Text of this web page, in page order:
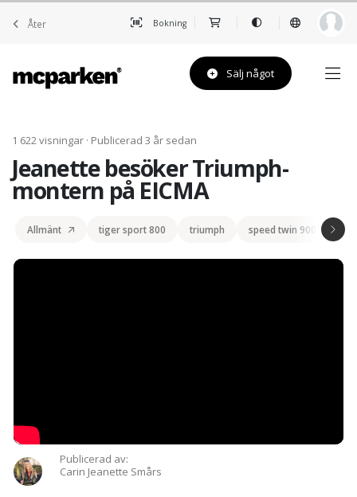
Åter Bokning
Sälj något
1 622 visningar · Publicerad 3 år sedan
Jeanette besöker Triumph-
montern på EICMA
Allmänt tiger sport 800 triumph speed twin 900
Publicerad av:
Carin Jeanette Smårs